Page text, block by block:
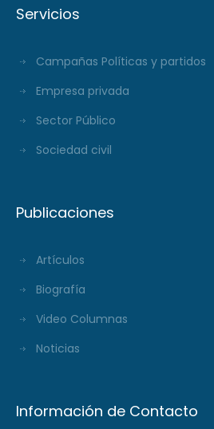
Servicios
Campañas Políticas y partidos
Empresa privada
Sector Público
Sociedad civil
Publicaciones
Artículos
Biografía
Video Columnas
Noticias
Información de Contacto